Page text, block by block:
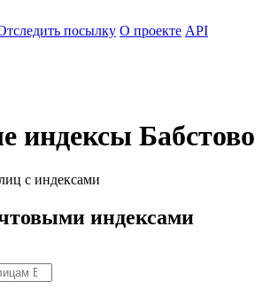
посылку О проекте API
индексы Бабстово
с индексами
индексами